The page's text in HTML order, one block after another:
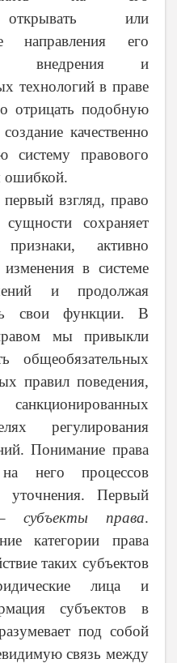
открывать или
направления его
внедрения и
технологий в праве
отрицать подобную
качественно
систему правового
ошибкой.
взгляд, право
сохраняет
активно
в системе
и продолжая
свои функции. В
мы привыкли
общеобязательных
правил поведения,
регулирования
Понимание права
него процессов
уточнения. Первый
– субъекты права.
категории права
таких субъектов
лица и
субъектов в
под собой
связь между